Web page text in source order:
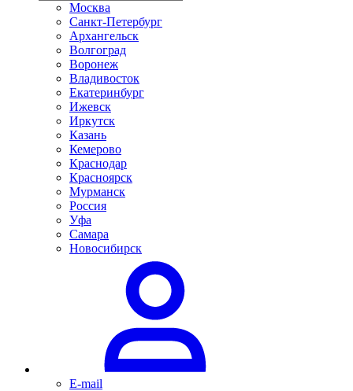
Москва
Санкт-Петербург
Архангельск
Волгоград
Воронеж
Владивосток
Екатеринбург
Ижевск
Иркутск
Казань
Кемерово
Краснодар
Красноярск
Мурманск
Россия
Уфа
Самара
Новосибирск
E-mail